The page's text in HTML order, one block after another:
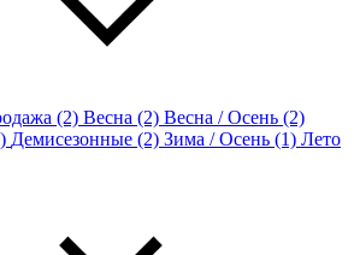
(2) Весна (2) Весна / Осень (2)
Демисезонные (2) Зима / Осень (1) Лето